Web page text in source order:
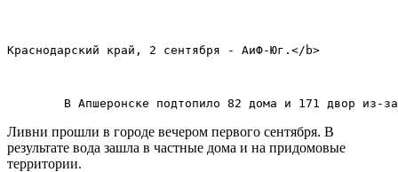
Краснодарский край, 2 сентября - АиФ-Юг.</b>
Ливни прошли в городе вечером первого сентября. В
результате вода зашла в частные дома и на придомовые
территории.